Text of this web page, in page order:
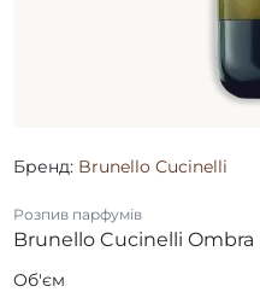
Бренд: Brunello Cucinelli
Розпив парфумів
Brunello Cucinelli Ombra
Об'єм